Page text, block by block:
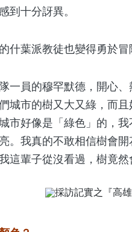
到十分訝異。
葉派教徒也變得勇於冒
員的穆罕默德，開心、
城市的樹又大又綠，而
市好像是「綠色」的，
。我真的不敢相信樹會
這輩子從沒看過，樹竟然